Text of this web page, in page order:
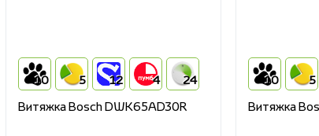
10 5 12 4 24
Витяжка Bosch DWK65AD30R
10 5
Витяжка